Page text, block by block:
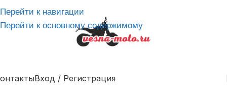
Перейти к навигации
Перейти к основному содержимому
Вход / Регистрация